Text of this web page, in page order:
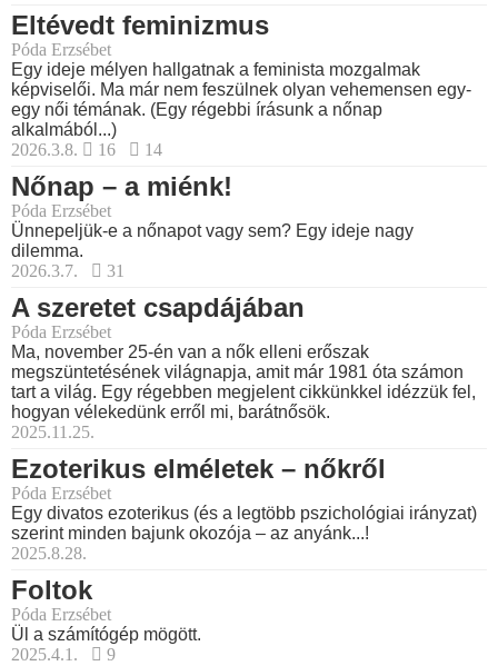
Eltévedt feminizmus
Póda Erzsébet
Egy ideje mélyen hallgatnak a feminista mozgalmak
képviselői. Ma már nem feszülnek olyan vehemensen egy-
egy női témának. (Egy régebbi írásunk a nőnap
alkalmából...)
2026.3.8.
16 14
Nőnap – a miénk!
Póda Erzsébet
Ünnepeljük-e a nőnapot vagy sem? Egy ideje nagy
dilemma.
2026.3.7.
31
A szeretet csapdájában
Póda Erzsébet
Ma, november 25-én van a nők elleni erőszak
megszüntetésének világnapja, amit már 1981 óta számon
tart a világ. Egy régebben megjelent cikkünkkel idézzük fel,
hogyan vélekedünk erről mi, barátnősök.
2025.11.25.
Ezoterikus elméletek – nőkről
Póda Erzsébet
Egy divatos ezoterikus (és a legtöbb pszichológiai irányzat)
szerint minden bajunk okozója – az anyánk...!
2025.8.28.
Foltok
Póda Erzsébet
Ül a számítógép mögött.
2025.4.1.
9